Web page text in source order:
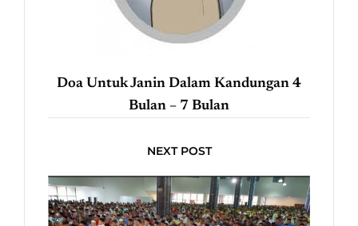
Doa Untuk Janin Dalam Kandungan 4
Bulan – 7 Bulan
NEXT POST